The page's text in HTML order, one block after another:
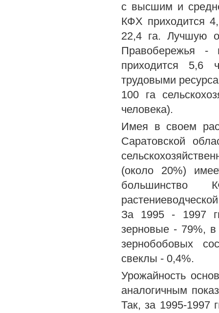
с высшим и
КФХ приходится
22,4 га. Лучшую
Правобережья -
приходится 5,6
трудовыми
100 га
человека).
Имея в своем
Саратовской
(около 20%)
большинство
За 1995 - 1997
зерновые - 79%,
зернобобовых
свеклы - 0,4%.
Урожайность
аналогичным
Так, за 1995-1997